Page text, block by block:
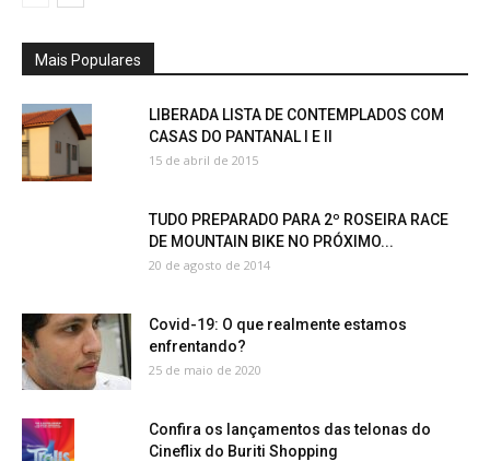
Mais Populares
LIBERADA LISTA DE CONTEMPLADOS COM
CASAS DO PANTANAL I E II
15 de abril de 2015
TUDO PREPARADO PARA 2º ROSEIRA RACE
DE MOUNTAIN BIKE NO PRÓXIMO...
20 de agosto de 2014
Covid-19: O que realmente estamos
enfrentando?
25 de maio de 2020
Confira os lançamentos das telonas do
Cineflix do Buriti Shopping